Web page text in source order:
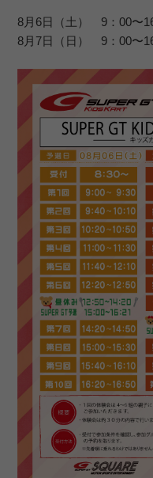
8月6日（土） 9：00〜
8月7日（日） 9：00〜